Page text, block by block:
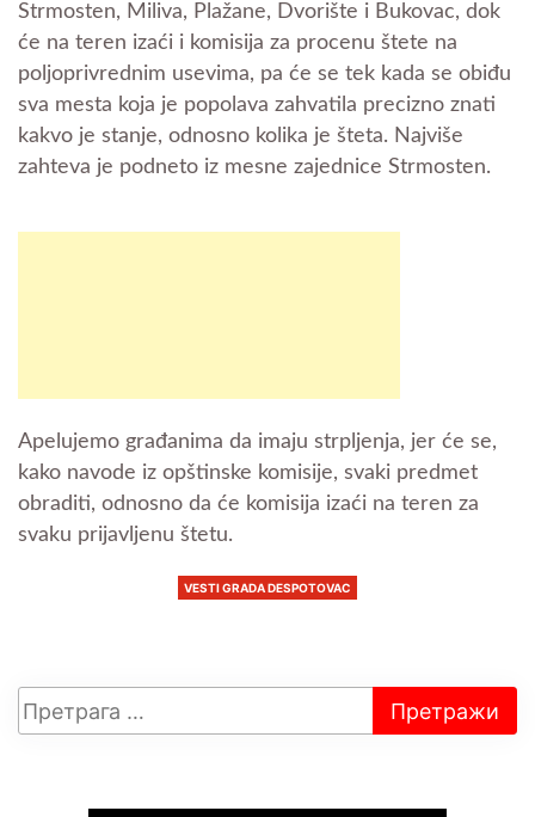
Strmosten, Miliva, Plažane, Dvorište i Bukovac, dok
će na teren izaći i komisija za procenu štete na
poljoprivrednim usevima, pa će se tek kada se obiđu
sva mesta koja je popolava zahvatila precizno znati
kakvo je stanje, odnosno kolika je šteta. Najviše
zahteva je podneto iz mesne zajednice Strmosten.
Apelujemo građanima da imaju strpljenja, jer će se,
kako navode iz opštinske komisije, svaki predmet
obraditi, odnosno da će komisija izaći na teren za
svaku prijavljenu štetu.
VESTI GRADA DESPOTOVAC